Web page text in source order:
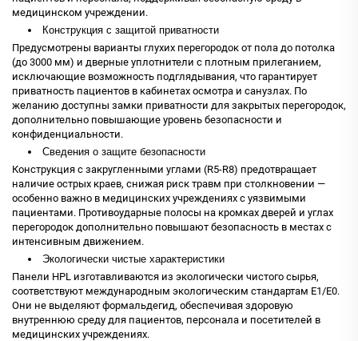
медицинском учреждении.
Конструкция с защитой приватности
Предусмотрены варианты глухих перегородок от пола до потолка
(до 3000 мм) и дверные уплотнители с плотным прилеганием,
исключающие возможность подглядывания, что гарантирует
приватность пациентов в кабинетах осмотра и санузлах. По
желанию доступны замки приватности для закрытых перегородок,
дополнительно повышающие уровень безопасности и
конфиденциальности.
Сведения о защите безопасности
Конструкция с закругленными углами (R5-R8) предотвращает
наличие острых краев, снижая риск травм при столкновении —
особенно важно в медицинских учреждениях с уязвимыми
пациентами. Противоударные полосы на кромках дверей и углах
перегородок дополнительно повышают безопасность в местах с
интенсивным движением.
Экологически чистые характеристики
Панели HPL изготавливаются из экологически чистого сырья,
соответствуют международным экологическим стандартам E1/E0.
Они не выделяют формальдегид, обеспечивая здоровую
внутреннюю среду для пациентов, персонала и посетителей в
медицинских учреждениях.